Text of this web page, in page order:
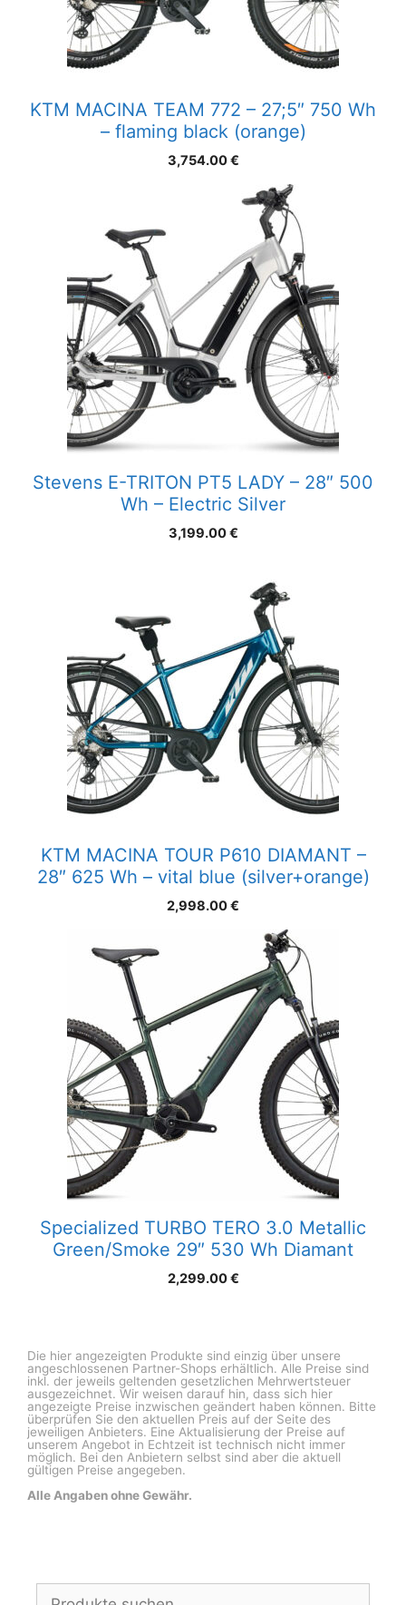
KTM MACINA TEAM 772 – 27;5″ 750 Wh
– flaming black (orange)
3,754.00€
Stevens E-TRITON PT5 LADY – 28″ 500
Wh – Electric Silver
3,199.00€
KTM MACINA TOUR P610 DIAMANT –
28″ 625 Wh – vital blue (silver+orange)
2,998.00€
Specialized TURBO TERO 3.0 Metallic
Green/Smoke 29″ 530 Wh Diamant
2,299.00€
Die hier angezeigten Produkte sind einzig über unsere
angeschlossenen Partner-Shops erhältlich. Alle Preise sind
inkl. der jeweils geltenden gesetzlichen Mehrwertsteuer
ausgezeichnet. Wir weisen darauf hin, dass sich hier
angezeigte Preise inzwischen geändert haben können. Bitte
überprüfen Sie den aktuellen Preis auf der Seite des
jeweiligen Anbieters. Eine Aktualisierung der Preise auf
unserem Angebot in Echtzeit ist technisch nicht immer
möglich. Bei den Anbietern selbst sind aber die aktuell
gültigen Preise angegeben.
Alle Angaben ohne Gewähr.